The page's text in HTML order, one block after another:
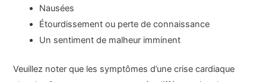
Nausées
Étourdissement ou perte de connaissance
Un sentiment de malheur imminent
Veuillez noter que les symptômes d’une crise cardiaque